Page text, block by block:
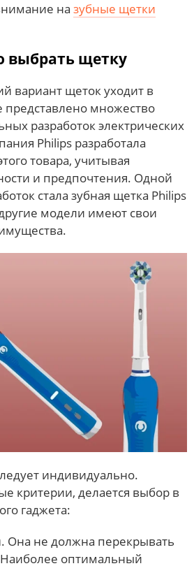
на зубные щетки
выбрать щетку
вариант щеток уходит в
множество
разработок электрических
Philips разработала
товара, учитывая
и предпочтения. Одной
стала зубная щетка Philips
модели имеют свои
индивидуально.
критерии, делается выбор в
гаджета:
Она не должна перекрывать
Наиболее оптимальный